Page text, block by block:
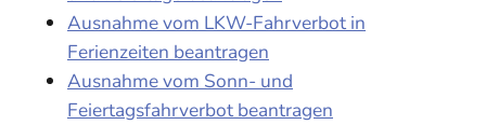
Ausnahme vom LKW-Fahrverbot in
Ferienzeiten beantragen
Ausnahme vom Sonn- und
Feiertagsfahrverbot beantragen